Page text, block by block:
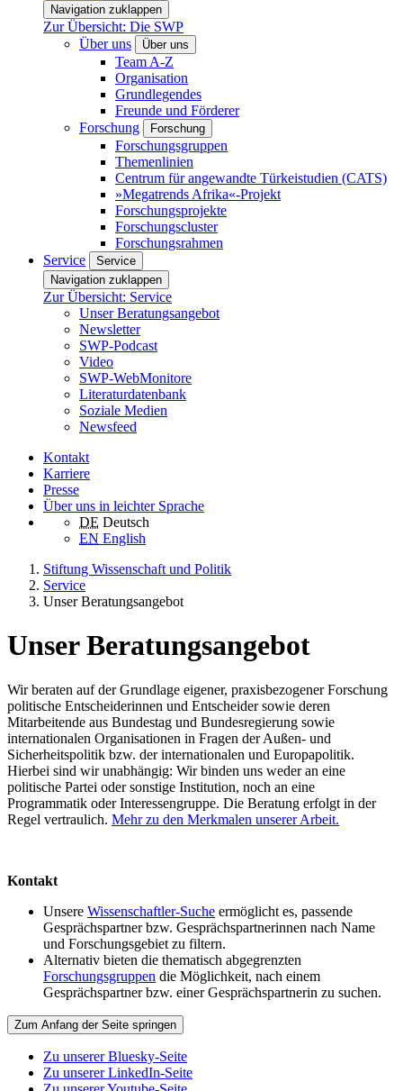
Navigation zuklappen
Zur Übersicht: Die SWP
Über uns
Über uns
Team A-Z
Organisation
Grundlegendes
Freunde und Förderer
Forschung
Forschung
Forschungsgruppen
Themenlinien
Centrum für angewandte Türkeistudien (CATS)
»Megatrends Afrika«-Projekt
Forschungsprojekte
Forschungscluster
Forschungsrahmen
Service
Service
Navigation zuklappen
Zur Übersicht: Service
Unser Beratungsangebot
Newsletter
SWP-Podcast
Video
SWP-WebMonitore
Literaturdatenbank
Soziale Medien
Newsfeed
Kontakt
Karriere
Presse
Über uns in leichter Sprache
DE Deutsch
EN English
Stiftung Wissenschaft und Politik
Service
Unser Beratungsangebot
Unser Beratungsangebot
Wir beraten auf der Grundlage eigener, praxisbezogener Forschung
politische Entscheiderinnen und Entscheider sowie deren
Mitarbeitende aus Bundestag und Bundesregierung sowie
internationalen Organisationen in Fragen der Außen- und
Sicherheitspolitik bzw. der internationalen und Europapolitik.
Hierbei sind wir unabhängig: Wir binden uns weder an eine
politische Partei oder sonstige Institution, noch an eine
Programmatik oder Interessengruppe. Die Beratung erfolgt in der
Regel vertraulich. Mehr zu den Merkmalen unserer Arbeit.
Kontakt
Unsere Wissenschaftler-Suche ermöglicht es, passende
Gesprächspartner bzw. Gesprächspartnerinnen nach Name
und Forschungsgebiet zu filtern.
Alternativ bieten die thematisch abgegrenzten
Forschungsgruppen die Möglichkeit, nach einem
Gesprächspartner bzw. einer Gesprächspartnerin zu suchen.
Zum Anfang der Seite springen
Zu unserer Bluesky-Seite
Zu unserer LinkedIn-Seite